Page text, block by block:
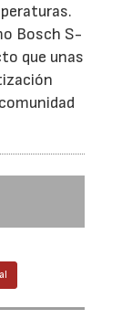
Bosch S-
que unas